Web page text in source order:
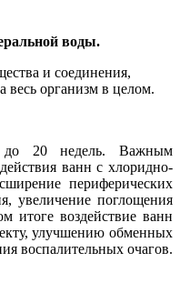
воды.
и соединения,
весь организм в целом.
до 20 недель. Важным
ванн с хлоридно-
периферических
увеличение поглощения
итоге воздействие ванн
улучшению обменных
воспалительных очагов.